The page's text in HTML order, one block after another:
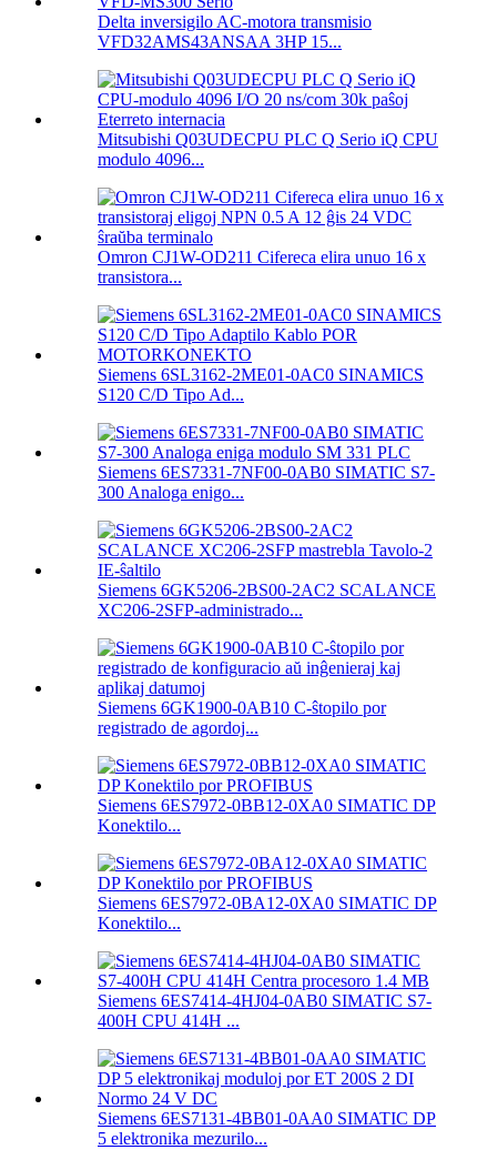
Delta inversigilo AC-motora transmisio
VFD32AMS43ANSAA 3HP 15...
Mitsubishi Q03UDECPU PLC Q Serio iQ CPU
modulo 4096...
Omron CJ1W-OD211 Cifereca elira unuo 16 x
transistora...
Siemens 6SL3162-2ME01-0AC0 SINAMICS
S120 C/D Tipo Ad...
Siemens 6ES7331-7NF00-0AB0 SIMATIC S7-
300 Analoga enigo...
Siemens 6GK5206-2BS00-2AC2 SCALANCE
XC206-2SFP-administrado...
Siemens 6GK1900-0AB10 C-ŝtopilo por
registrado de agordoj...
Siemens 6ES7972-0BB12-0XA0 SIMATIC DP
Konektilo...
Siemens 6ES7972-0BA12-0XA0 SIMATIC DP
Konektilo...
Siemens 6ES7414-4HJ04-0AB0 SIMATIC S7-
400H CPU 414H ...
Siemens 6ES7131-4BB01-0AA0 SIMATIC DP
5 elektronika mezurilo...